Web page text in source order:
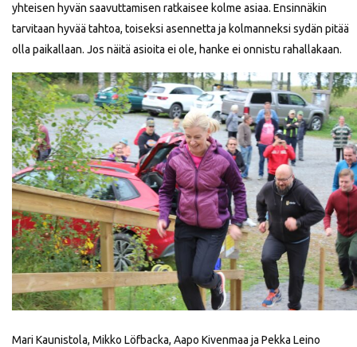
yhteisen hyvän saavuttamisen ratkaisee kolme asiaa. Ensinnäkin
tarvitaan hyvää tahtoa, toiseksi asennetta ja kolmanneksi sydän pitää
olla paikallaan. Jos näitä asioita ei ole, hanke ei onnistu rahallakaan.
Mari Kaunistola, Mikko Löfbacka, Aapo Kivenmaa ja Pekka Leino